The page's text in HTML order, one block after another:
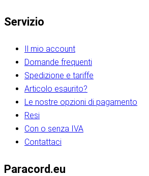
Servizio
Il mio account
Domande frequenti
Spedizione e tariffe
Articolo esaurito?
Le nostre opzioni di pagamento
Resi
Con o senza IVA
Contattaci
Paracord.eu